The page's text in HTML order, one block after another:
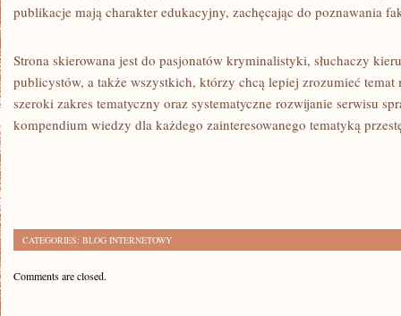
publikacje mają charakter edukacyjny, zachęcając do poznawania
Strona skierowana jest do pasjonatów kryminalistyki, słuchaczy
publicystów, a także wszystkich, którzy chcą lepiej zrozumieć
szeroki zakres tematyczny oraz systematyczne rozwijanie serwisu
kompendium wiedzy dla każdego zainteresowanego tematyką
CATEGORIES: BLOG INTERNETOWY
Comments are closed.